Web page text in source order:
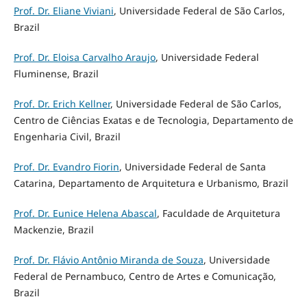
Prof. Dr. Eliane Viviani, Universidade Federal de São Carlos,
Brazil
Prof. Dr. Eloisa Carvalho Araujo, Universidade Federal
Fluminense, Brazil
Prof. Dr. Erich Kellner, Universidade Federal de São Carlos,
Centro de Ciências Exatas e de Tecnologia, Departamento de
Engenharia Civil, Brazil
Prof. Dr. Evandro Fiorin, Universidade Federal de Santa
Catarina, Departamento de Arquitetura e Urbanismo, Brazil
Prof. Dr. Eunice Helena Abascal, Faculdade de Arquitetura
Mackenzie, Brazil
Prof. Dr. Flávio Antônio Miranda de Souza, Universidade
Federal de Pernambuco, Centro de Artes e Comunicação,
Brazil